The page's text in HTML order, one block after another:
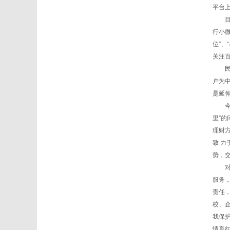
平台
目前
行小
位”、
关注
民生
户为
是延
今年
里”
理财
致 力
势，
对服
服务
责任
校、
我保